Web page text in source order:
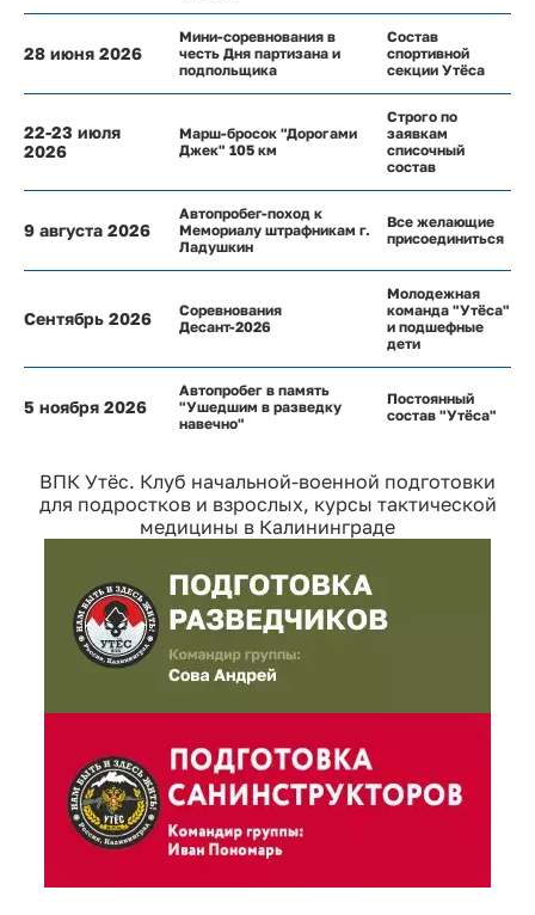
ВПК Утёс. Клуб начальной-военной подготовки
для подростков и взрослых, курсы тактической
медицины в Калининграде
28 июня 2026
Мини-соревнования в
честь Дня партизана и
подпольщика
Состав
спортивной
секции Утёса
22-23 июля
2026
Марш-бросок "Дорогами
Джек" 105 км
Строго по
заявкам
списочный
состав
9 августа 2026
Автопробег-поход к
Мемориалу штрафникам г.
Ладушкин
Все желающие
присоединиться
Сентябрь 2026
Соревнования
Десант-2026
Молодежная
команда "Утёса"
и подшефные
дети
5 ноября 2026
Автопробег в память
"Ушедшим в разведку
навечно"
Постоянный
состав "Утёса"